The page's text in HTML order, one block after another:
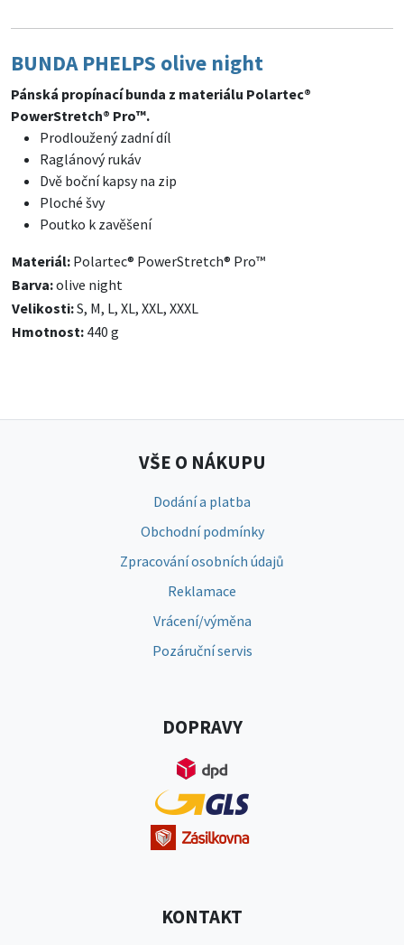
BUNDA PHELPS olive night
Pánská propínací bunda z materiálu Polartec®
PowerStretch® Pro™.
Prodloužený zadní díl
Raglánový rukáv
Dvě boční kapsy na zip
Ploché švy
Poutko k zavěšení
Materiál: Polartec® PowerStretch® Pro™
Barva:olive night
Velikosti:S, M, L, XL, XXL, XXXL
Hmotnost: 440 g
VŠE O NÁKUPU
Dodání a platba
Obchodní podmínky
Zpracování osobních údajů
Reklamace
Vrácení/výměna
Pozáruční servis
DOPRAVY
KONTAKT